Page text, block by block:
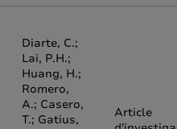
Diarte, C.;
Lai, P.H.;
Huang, H.;
Romero,
A.; Casero,
T.; Gatius,
Article